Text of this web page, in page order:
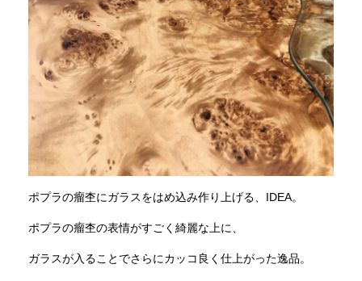
ポプラの瘤杢にガラスをはめ込み作り上げる、IDEA。
ポプラの瘤杢の表情がすごく綺麗な上に、
ガラスが入ることでさらにカッコ良く仕上がった逸品。